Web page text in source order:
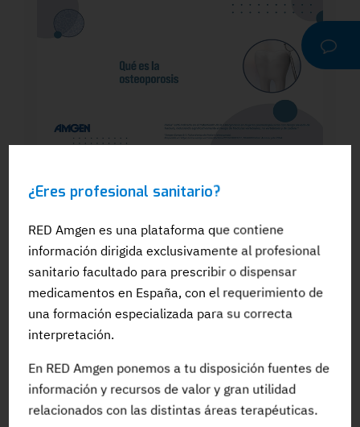
¿Eres profesional sanitario?
RED Amgen es una plataforma que contiene
información dirigida exclusivamente al profesional
sanitario facultado para prescribir o dispensar
medicamentos en España, con el requerimiento de
una formación especializada para su correcta
interpretación.
En RED Amgen ponemos a tu disposición fuentes de
información y recursos de valor y gran utilidad
relacionados con las distintas áreas terapéuticas.
Dra. Silvia González: El papel del
pacientes en tratamiento para la OP: Qué
es la osteoporosis